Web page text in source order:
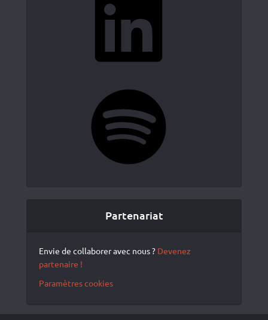
Partenariat
Envie de collaborer avec nous ? Devenez
partenaire !
Paramètres cookies